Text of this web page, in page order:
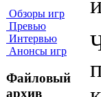
Обзоры игр
Превью
Интервью
Анонсы игр
Файловый
архив